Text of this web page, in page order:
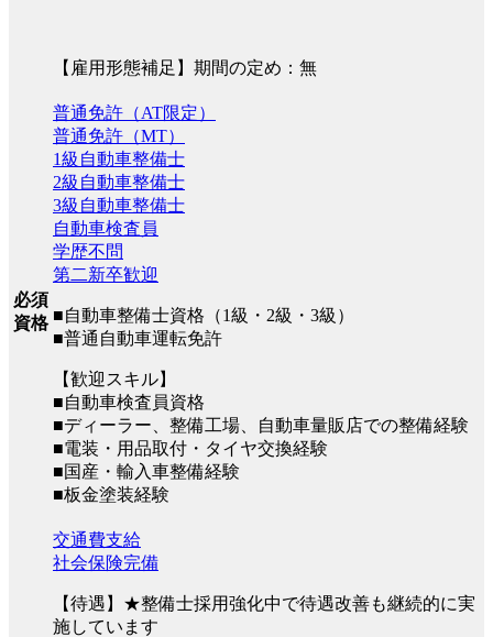
【雇用形態補足】期間の定め：無
必須
資格
普通免許（AT限定）
普通免許（MT）
1級自動車整備士
2級自動車整備士
3級自動車整備士
自動車検査員
学歴不問
第二新卒歓迎
■自動車整備士資格（1級・2級・3級）
■普通自動車運転免許
【歓迎スキル】
■自動車検査員資格
■ディーラー、整備工場、自動車量販店での整備経験
■電装・用品取付・タイヤ交換経験
■国産・輸入車整備経験
■板金塗装経験
交通費支給
社会保険完備
【待遇】★整備士採用強化中で待遇改善も継続的に実
施しています